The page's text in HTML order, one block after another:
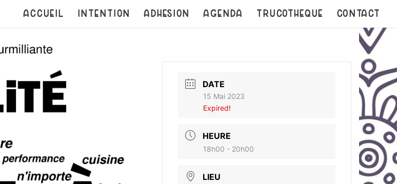
ACCUEIL INTENTION ADHESION AGENDA TRUCOTHEQUE CONTACT
DATE
15 Mai 2023
Expired!
HEURE
18h00 - 20h00
LIEU